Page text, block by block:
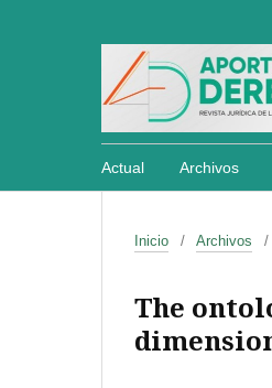
Actual Archivos
Inicio / Archivos /
The